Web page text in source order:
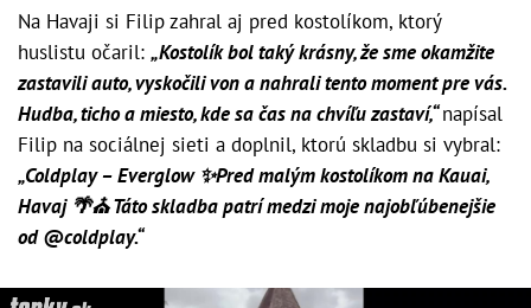
Na Havaji si Filip zahral aj pred kostolíkom, ktorý
huslistu očaril: „Kostolík bol taký krásny, že sme okamžite
zastavili auto, vyskočili von a nahrali tento moment pre vás.
Hudba, ticho a miesto, kde sa čas na chvíľu zastaví,“napísal
Filip na sociálnej sieti a doplnil, ktorú skladbu si vybral:
„Coldplay – Everglow ✨Pred malým kostolíkom na Kauai,
Havaj 🌴⛪️ Táto skladba patrí medzi moje najobľúbenejšie
od @coldplay.“